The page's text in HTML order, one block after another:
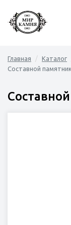
Главная Каталог
Составной